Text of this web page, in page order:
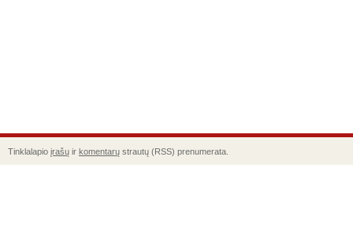
Tinklalapio įrašų ir komentarų strautų (RSS) prenumerata.